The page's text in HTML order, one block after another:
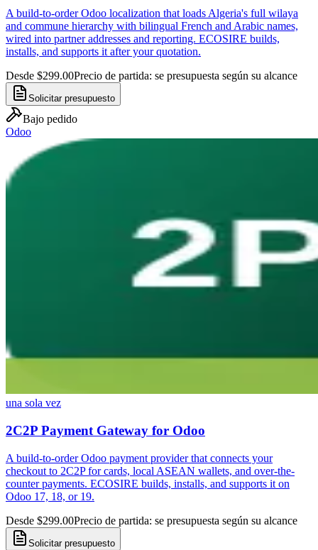
A build-to-order Odoo localization that loads Algeria's full wilaya
and commune hierarchy with bilingual French and Arabic names,
wired into partner addresses and reporting. ECOSIRE builds,
installs, and supports it after your quotation.
Desde $299.00Precio de partida: se presupuesta según su alcance
Solicitar presupuesto
Bajo pedido
Odoo
una sola vez
2C2P Payment Gateway for Odoo
A build-to-order Odoo payment provider that connects your
checkout to 2C2P for cards, local ASEAN wallets, and over-the-
counter payments. ECOSIRE builds, installs, and supports it on
Odoo 17, 18, or 19.
Desde $299.00Precio de partida: se presupuesta según su alcance
Solicitar presupuesto